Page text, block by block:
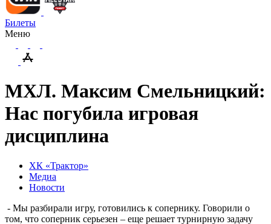
Билеты
Меню
МХЛ. Максим Смельницкий:
Нас погубила игровая
дисциплина
ХК «Трактор»
Медиа
Новости
- Мы разбирали игру, готовились к сопернику. Говорили о
том, что соперник серьезен – еще решает турнирную задачу